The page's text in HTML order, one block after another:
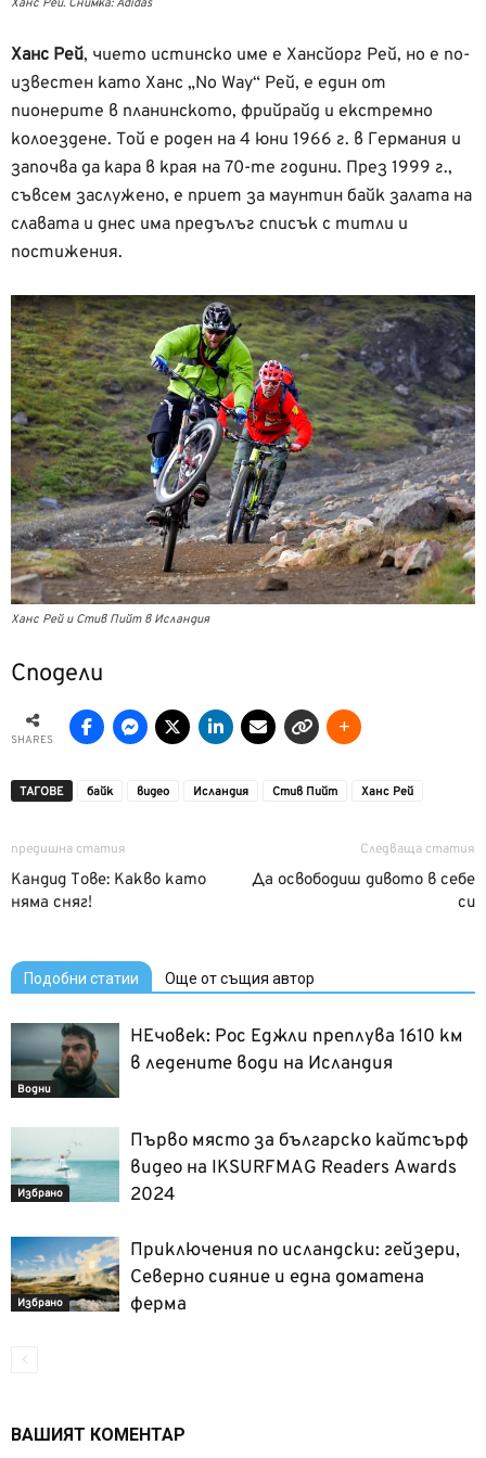
Ханс Рей, чието истинско име е Хансйорг Рей, но е по-
известен като Ханс „No Way“ Рей, е един от
пионерите в планинското, фрийрайд и екстремно
колоездене. Той е роден на 4 юни 1966 г. в Германия и
започва да кара в края на 70-те години. През 1999 г.,
съвсем заслужено, е приет за маунтин байк залата на
славата и днес има предълъг списък с титли и
постижения.
Ханс Рей и Стив Пийт в Исландия
Сподели
SHARES
ТАГОВЕ байк видео Исландия Стив Пийт Ханс Рей
предишна статия
Кандид Тове: Какво като
няма сняг!
Следваща статия
Да освободиш дивото в себе
си
Подобни статии Още от същия автор
Водни
НЕчовек: Рос Еджли преплува 1610 км
в ледените води на Исландия
Избрано
Първо място за българско кайтсърф
видео на IKSURFMAG Readers Awards
2024
Избрано
Приключения по исландски: гейзери,
Северно сияние и една доматена
ферма
ВАШИЯТ КОМЕНТАР